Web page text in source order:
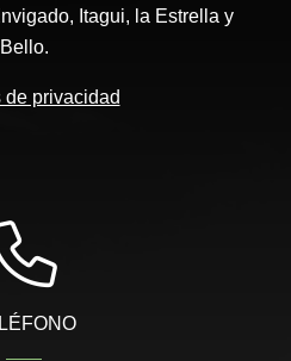
Itagui, la Estrella y
Bello.
de privacidad